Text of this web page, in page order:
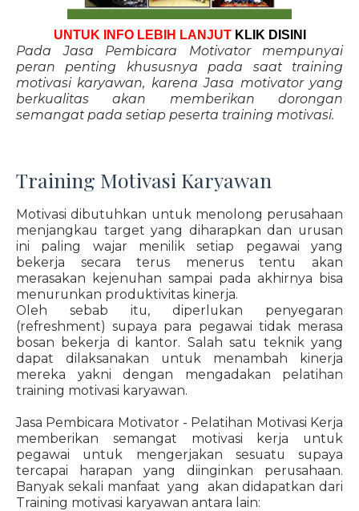
UNTUK INFO LEBIH LANJUT KLIK DISINI
Pada Jasa Pembicara Motivator mempunyai
peran penting khususnya pada saat training
motivasi karyawan, karena Jasa motivator yang
berkualitas akan memberikan dorongan
semangat pada setiap peserta training motivasi.
Training Motivasi Karyawan
Motivasi dibutuhkan untuk menolong perusahaan
menjangkau target yang diharapkan dan urusan
ini paling wajar menilik setiap pegawai yang
bekerja secara terus menerus tentu akan
merasakan kejenuhan sampai pada akhirnya bisa
menurunkan produktivitas kinerja.
Oleh sebab itu, diperlukan penyegaran
(refreshment) supaya para pegawai tidak merasa
bosan bekerja di kantor. Salah satu teknik yang
dapat dilaksanakan untuk menambah kinerja
mereka yakni dengan mengadakan pelatihan
training motivasi karyawan.
Jasa Pembicara Motivator - Pelatihan Motivasi Kerja
memberikan semangat motivasi kerja untuk
pegawai untuk mengerjakan sesuatu supaya
tercapai harapan yang diinginkan perusahaan.
Banyak sekali manfaat yang akan didapatkan dari
Training motivasi karyawan antara lain: